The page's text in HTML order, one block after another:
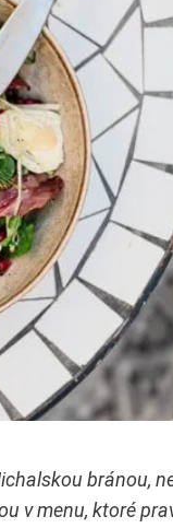
bránou,
v menu, ktoré